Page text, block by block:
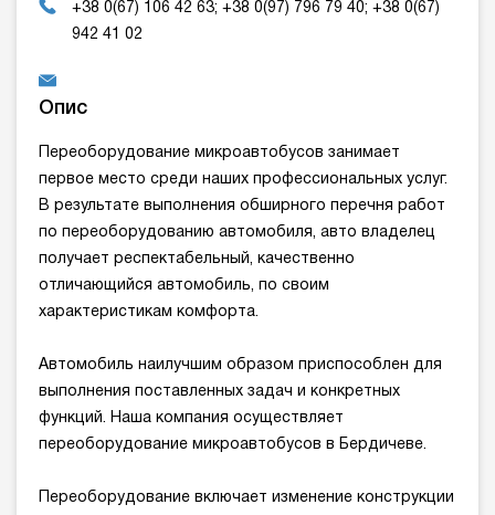
+38 0(67) 106 42 63; +38 0(97) 796 79 40; +38 0(67)
942 41 02
Опис
Переоборудование микроавтобусов занимает
первое место среди наших профессиональных услуг.
В результате выполнения обширного перечня работ
по переоборудованию автомобиля, авто владелец
получает респектабельный, качественно
отличающийся автомобиль, по своим
характеристикам комфорта.
Автомобиль наилучшим образом приспособлен для
выполнения поставленных задач и конкретных
функций. Наша компания осуществляет
переоборудование микроавтобусов в Бердичеве.
Переоборудование включает изменение конструкции